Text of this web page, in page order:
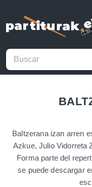
Baltzerana izan arren
Azkue, Julio Vidorreta
Forma parte del
se puede descargar